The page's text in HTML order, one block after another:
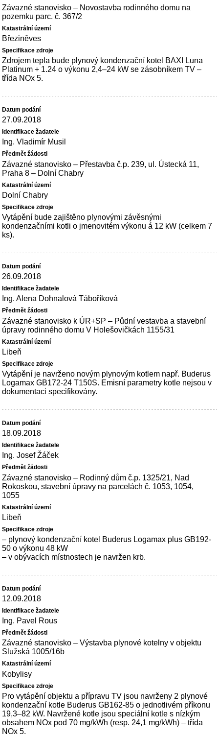
Závazné stanovisko – Novostavba rodinného domu na
pozemku parc. č. 367/2
Březiněves
Zdrojem tepla bude plynový kondenzační kotel BAXI Luna
Platinum + 1.24 o výkonu 2,4–24 kW se zásobníkem TV –
třída NOx 5.
27.09.2018
Ing. Vladimír Musil
Závazné stanovisko – Přestavba č.p. 239, ul. Ústecká 11,
Praha 8 – Dolní Chabry
Dolní Chabry
Vytápění bude zajištěno plynovými závěsnými
kondenzačními kotli o jmenovitém výkonu á 12 kW (celkem 7
ks).
26.09.2018
Ing. Alena Dohnalová Táboříková
Závazné stanovisko k ÚR+SP – Půdní vestavba a stavební
úpravy rodinného domu V Holešovičkách 1155/31
Libeň
Vytápění je navrženo novým plynovým kotlem např. Buderus
Logamax GB172-24 T150S. Emisní parametry kotle nejsou v
dokumentaci specifikovány.
18.09.2018
Ing. Josef Žáček
Závazné stanovisko – Rodinný dům č.p. 1325/21, Nad
Rokoskou, stavební úpravy na parcelách č. 1053, 1054,
1055
Libeň
– plynový kondenzační kotel Buderus Logamax plus GB192-
50 o výkonu 48 kW
– v obývacích místnostech je navržen krb.
12.09.2018
Ing. Pavel Rous
Závazné stanovisko – Výstavba plynové kotelny v objektu
Služská 1005/16b
Kobylisy
Pro vytápění objektu a přípravu TV jsou navrženy 2 plynové
kondenzační kotle Buderus GB162-85 o jednotlivém příkonu
19,3–82 kW. Navržené kotle jsou speciální kotle s nízkým
obsahem NOx pod 70 mg/kWh (resp. 24,1 mg/kWh) – třída
NOx 5.